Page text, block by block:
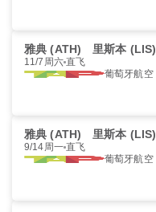
雅典 (ATH) 里斯本 (LIS)
11/7周六 直飞
葡萄牙航空
雅典 (ATH) 里斯本 (LIS)
9/14周一 直飞
葡萄牙航空